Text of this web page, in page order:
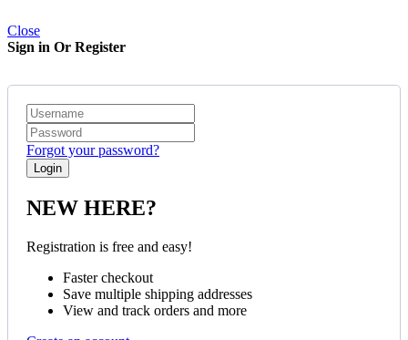
Close
Sign in Or Register
Forgot your password?
NEW HERE?
Registration is free and easy!
Faster checkout
Save multiple shipping addresses
View and track orders and more